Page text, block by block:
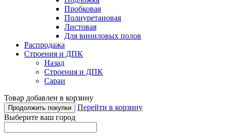
Пробковая
Полиуретановая
Листовая
Для виниловых полов
Распродажа
Строения и ДПК
Назад
Строения и ДПК
Сараи
Товар добавлен в корзину
Продолжить покупки
Перейти в корзину
Выберите ваш город